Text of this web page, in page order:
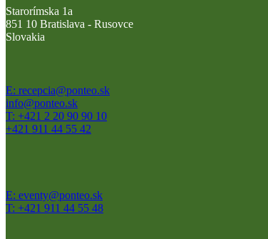
Starorímska 1a
851 10 Bratislava - Rusovce
Slovakia
E: recepcia@ponteo.sk
info@ponteo.sk
T: +421 2 20 90 90 10
+421 911 44 55 42
E: eventy@ponteo.sk
T: +421 911 44 55 48